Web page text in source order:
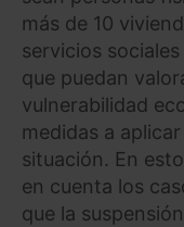
más de 10
servicios
que puedan
vulnerabilidad
medidas a
situación. En
en cuenta los
que la